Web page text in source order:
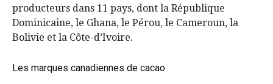
producteurs dans 11 pays, dont la République
Dominicaine, le Ghana, le Pérou, le Cameroun, la
Bolivie et la Côte-d’Ivoire.
Les marques canadiennes de cacao